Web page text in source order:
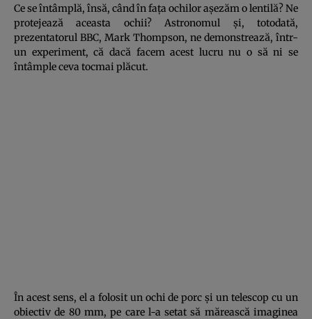
Ce se întâmplă, însă, când în faţa ochilor aşezăm o lentilă? Ne
protejează aceasta ochii? Astronomul şi, totodată,
prezentatorul BBC, Mark Thompson, ne demonstrează, într-
un experiment, că dacă facem acest lucru nu o să ni se
întâmple ceva tocmai plăcut.
În acest sens, el a folosit un ochi de porc şi un telescop cu un
obiectiv de 80 mm, pe care l-a setat să mărească imaginea